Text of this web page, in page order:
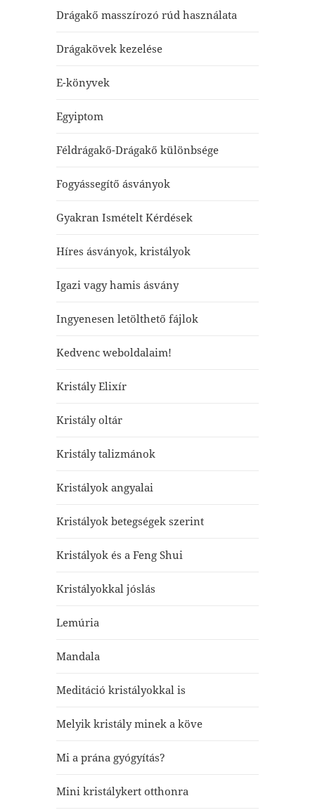
Drágakő masszírozó rúd használata
Drágakövek kezelése
E-könyvek
Egyiptom
Féldrágakő-Drágakő különbsége
Fogyássegítő ásványok
Gyakran Ismételt Kérdések
Híres ásványok, kristályok
Igazi vagy hamis ásvány
Ingyenesen letölthető fájlok
Kedvenc weboldalaim!
Kristály Elixír
Kristály oltár
Kristály talizmánok
Kristályok angyalai
Kristályok betegségek szerint
Kristályok és a Feng Shui
Kristályokkal jóslás
Lemúria
Mandala
Meditáció kristályokkal is
Melyik kristály minek a köve
Mi a prána gyógyítás?
Mini kristálykert otthonra